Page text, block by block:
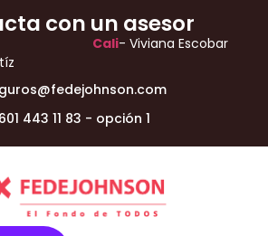
con un asesor
Cali- Viviana Escobar
601 443 11 83 - opción 1